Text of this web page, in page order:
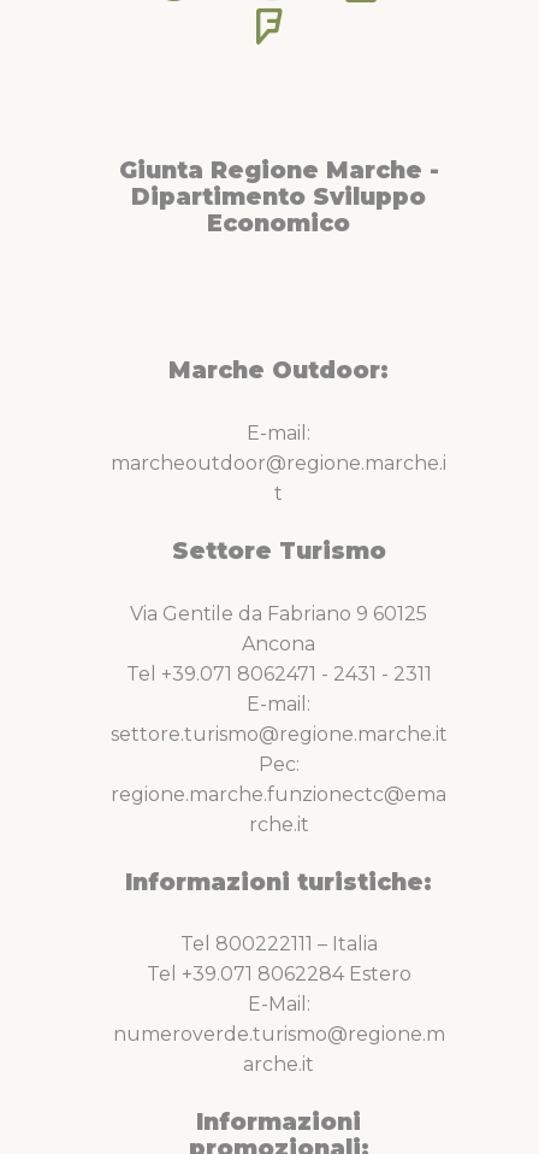
Giunta Regione Marche -
Dipartimento Sviluppo
Economico
Marche Outdoor:
E-mail:
marcheoutdoor@regione.marche.i
t
Settore Turismo
Via Gentile da Fabriano 9 60125
Ancona
Tel +39.071 8062471 - 2431 - 2311
E-mail:
settore.turismo@regione.marche.it
Pec:
regione.marche.funzionectc@ema
rche.it
Informazioni turistiche:
Tel 800222111 – Italia
Tel +39.071 8062284 Estero
E-Mail:
numeroverde.turismo@regione.m
arche.it
Informazioni